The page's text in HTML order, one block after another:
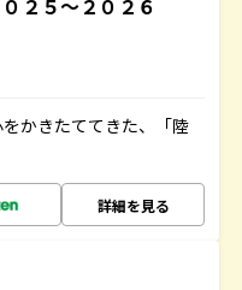
５～２０２６
かきたててきた、「陸
詳細を見る